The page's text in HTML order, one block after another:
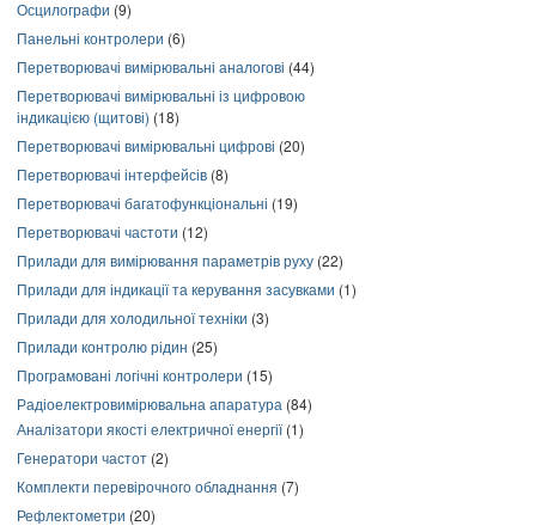
Осцилографи (9)
Панельні контролери (6)
Перетворювачі вимірювальні аналогові (44)
Перетворювачі вимірювальні із цифровою
індикацією (щитові) (18)
Перетворювачі вимірювальні цифрові (20)
Перетворювачі інтерфейсів (8)
Перетворювачі багатофункціональні (19)
Перетворювачі частоти (12)
Прилади для вимірювання параметрів руху (22)
Прилади для індикації та керування засувками (1)
Прилади для холодильної техніки (3)
Прилади контролю рідин (25)
Програмовані логічні контролери (15)
Радіоелектровимірювальна апаратура (84)
Аналізатори якості електричної енергії(1)
Генератори частот (2)
Комплекти перевірочного обладнання (7)
Рефлектометри (20)